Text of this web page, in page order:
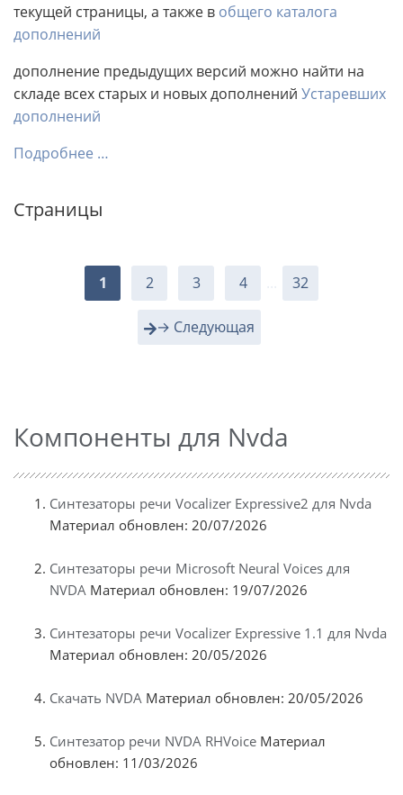
текущей страницы, а также в общего каталога
дополнений
дополнение предыдущих версий можно найти на
складе всех старых и новых дополнений Устаревших
дополнений
Подробнее …
Страницы
1 2 3 4 32
→ Следующая
Компоненты для Nvda
Синтезаторы речи Vocalizer Expressive2 для Nvda
Материал обновлен: 20/07/2026
Синтезаторы речи Microsoft Neural Voices для
NVDA Материал обновлен: 19/07/2026
Синтезаторы речи Vocalizer Expressive 1.1 для Nvda
Материал обновлен: 20/05/2026
Скачать NVDA Материал обновлен: 20/05/2026
Синтезатор речи NVDA RHVoice Материал
обновлен: 11/03/2026